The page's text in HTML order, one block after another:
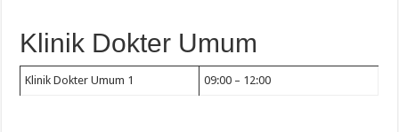
Klinik Dokter Umum
Klinik Dokter Umum 1 09:00 – 12:00